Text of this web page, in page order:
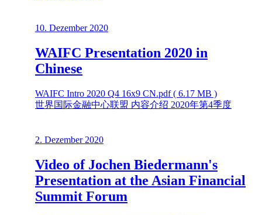
10. Dezember 2020
WAIFC Presentation 2020 in
Chinese
WAIFC Intro 2020 Q4 16x9 CN.pdf ( 6.17 MB )
世界国际金融中心联盟 内容介绍 2020年第4季度
2. Dezember 2020
Video of Jochen Biedermann's
Presentation at the Asian Financial
Summit Forum